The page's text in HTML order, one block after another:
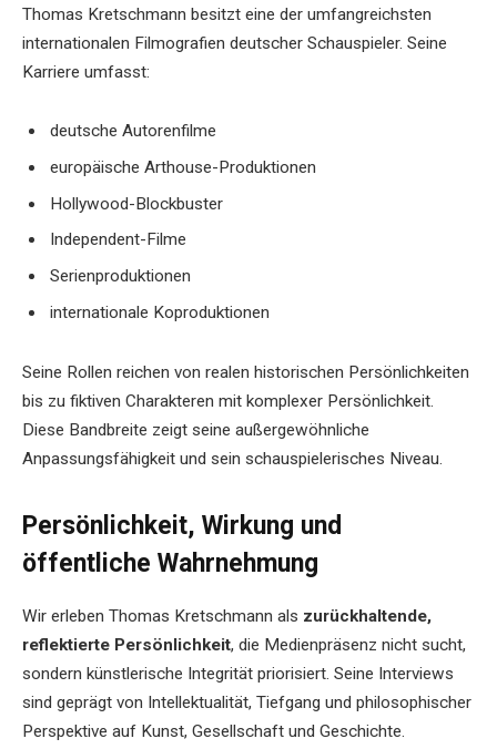
Thomas Kretschmann besitzt eine der umfangreichsten
internationalen Filmografien deutscher Schauspieler. Seine
Karriere umfasst:
deutsche Autorenfilme
europäische Arthouse-Produktionen
Hollywood-Blockbuster
Independent-Filme
Serienproduktionen
internationale Koproduktionen
Seine Rollen reichen von realen historischen Persönlichkeiten
bis zu fiktiven Charakteren mit komplexer Persönlichkeit.
Diese Bandbreite zeigt seine außergewöhnliche
Anpassungsfähigkeit und sein schauspielerisches Niveau.
Persönlichkeit, Wirkung und
öffentliche Wahrnehmung
Wir erleben Thomas Kretschmann als zurückhaltende,
reflektierte Persönlichkeit, die Medienpräsenz nicht sucht,
sondern künstlerische Integrität priorisiert. Seine Interviews
sind geprägt von Intellektualität, Tiefgang und philosophischer
Perspektive auf Kunst, Gesellschaft und Geschichte.